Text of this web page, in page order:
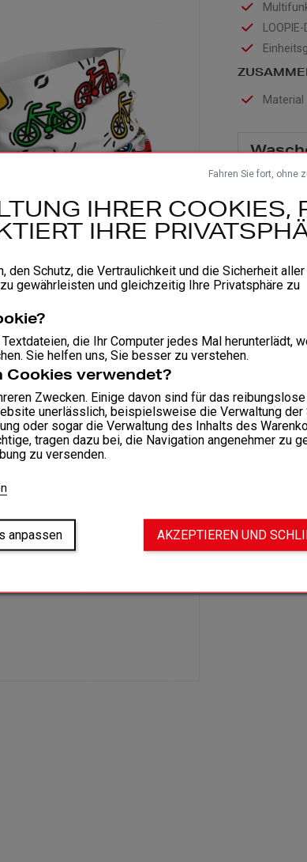
Material
Fahren Sie fort, ohne
IHRER COOKIES,
IHRE
den Schutz, die Vertraulichkeit und die Sicherheit
gewährleisten und gleichzeitig Ihre Privatsphäre zu
die Ihr Computer jedes Mal herunterlädt,
Sie helfen uns, Sie besser zu verstehen.
Cookies verwendet?
Zwecken. Einige davon sind für das reibungslose
unerlässlich, beispielsweise die Verwaltung der
oder sogar die Verwaltung des Inhalts des
tragen dazu bei, die Navigation angenehmer zu
zu versenden.
AKZEPTIEREN UND
anpassen